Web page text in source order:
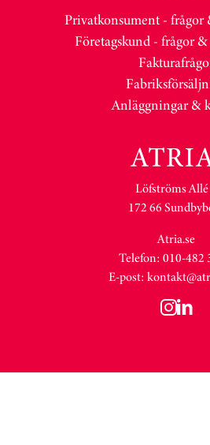
Privatkonsument -
Företagskund - frågor
Anläggningar &
Löfströms Allé
172 66
Atria.se
Telefon: 010-482
E-post: